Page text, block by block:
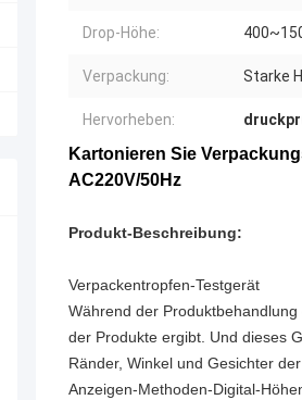
Drop-Höhe:
Verpackung: Starke
Hervorheben:
Kartonieren Sie
AC220V/50Hz
Produkt-Beschreibung:
Verpackentropfen-Testgerät
Während der
der Produkte ergibt. Und dieses
Ränder, Winkel und Gesichter
Anzeigen-Methoden-Digital-